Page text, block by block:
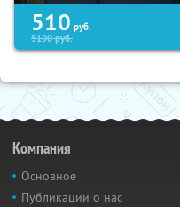
510 руб.
5190руб.
Компания
Основное
Публикации о нас